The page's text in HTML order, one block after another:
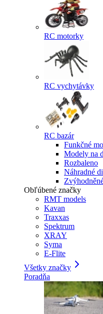
RC motorky
RC vychytávky
RC bazár
Funkčné
Modely na
Rozbaleno
Náhradné
Obľúbené značky
RMT models
Kavan
Traxxas
Spektrum
XRAY
Syma
E-Flite
Všetky značky
Poradňa